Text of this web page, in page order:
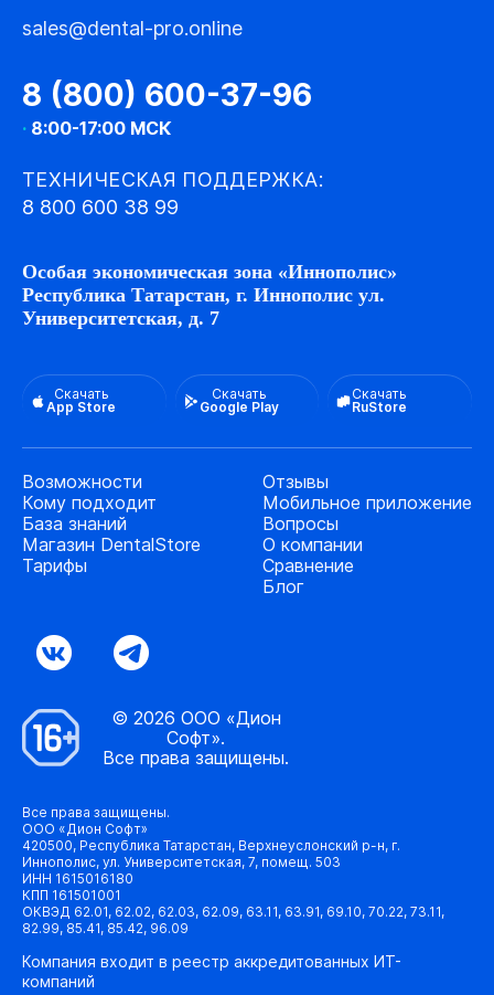
sales@dental-pro.online
8 (800) 600-37-96
· 8:00-17:00 МСК
ТЕХНИЧЕСКАЯ ПОДДЕРЖКА:
8 800 600 38 99
Особая экономическая зона «Иннополис»
Республика Татарстан, г. Иннополис ул.
Университетская, д. 7
Скачать
App Store
Скачать
Google Play
Скачать
RuStore
Возможности
Кому подходит
База знаний
Магазин DentalStore
Тарифы
Отзывы
Мобильное приложение
Вопросы
О компании
Сравнение
Блог
© 2026 ООО «Дион
Софт».
Все права защищены.
Все права защищены.
ООО «Дион Софт»
420500, Республика Татарстан, Верхнеуслонский р-н, г.
Иннополис, ул. Университетская, 7, помещ. 503
ИНН 1615016180
КПП 161501001
ОКВЭД 62.01, 62.02, 62.03, 62.09, 63.11, 63.91, 69.10, 70.22, 73.11,
82.99, 85.41, 85.42, 96.09
Компания входит в реестр аккредитованных ИТ-
компаний